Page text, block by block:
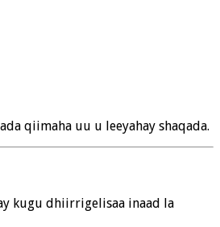
qiimaha uu u leeyahay shaqada.
kugu dhiirrigelisaa inaad la